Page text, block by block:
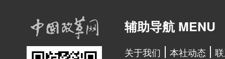
辅助导航 MENU
关于我们 本社动态